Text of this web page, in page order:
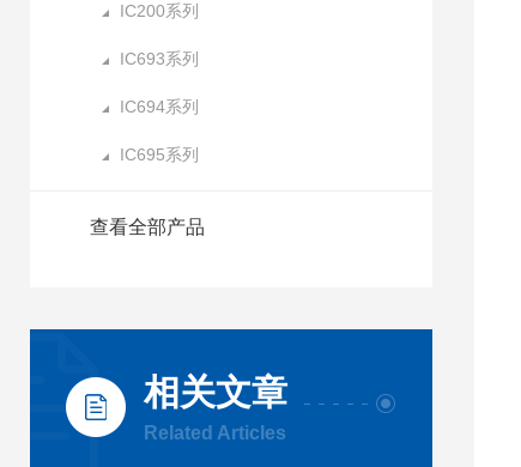
IC200系列
IC693系列
IC694系列
IC695系列
查看全部产品
相关文章
Related Articles